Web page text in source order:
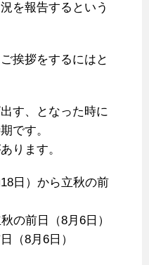
を報告するという
挨拶をするにはと
す、となった時に
です。
ります。
日）から立秋の前
の前日（8月6日）
（8月6日）